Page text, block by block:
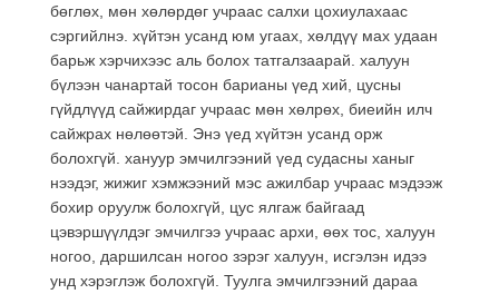
бөглөх, мөн хөлөрдөг учраас салхи цохиулахаас
сэргийлнэ. хүйтэн усанд юм угаах, хөлдүү мах удаан
барьж хэрчихээс аль болох татгалзаарай. халуун
бүлээн чанартай тосон барианы үед хий, цусны
гүйдлүүд сайжирдаг учраас мөн хөлрөх, биеийн илч
сайжрах нөлөөтэй. Энэ үед хүйтэн усанд орж
болохгүй. хануур эмчилгээний үед судасны ханыг
нээдэг, жижиг хэмжээний мэс ажилбар учраас мэдээж
бохир оруулж болохгүй, цус ялгаж байгаад
цэвэршүүлдэг эмчилгээ учраас архи, өөх тос, халуун
ногоо, даршилсан ногоо зэрэг халуун, исгэлэн идээ
унд хэрэглэж болохгүй. Туулга эмчилгээний дараа